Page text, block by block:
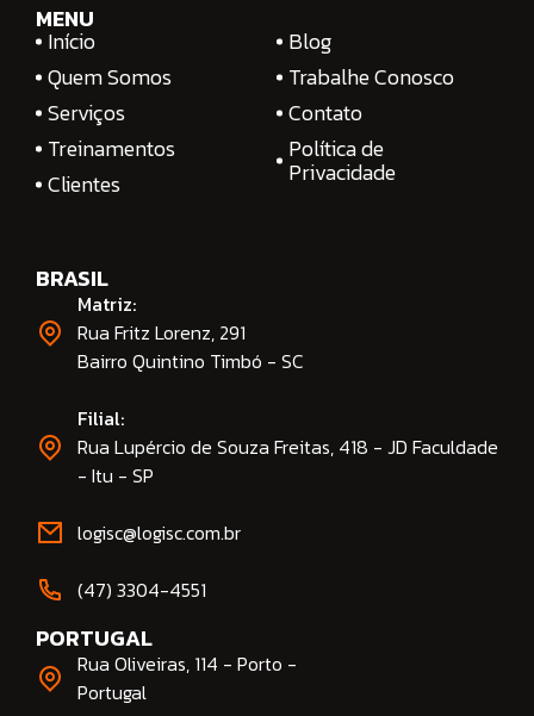
MENU
Início
Quem Somos
Serviços
Treinamentos
Clientes
Blog
Trabalhe Conosco
Contato
Política de
Privacidade
BRASIL
Matriz:
Rua Fritz Lorenz, 291
Bairro Quintino Timbó - SC
Filial:
Rua Lupércio de Souza Freitas, 418 - JD Faculdade
- Itu - SP
logisc@logisc.com.br​
(47) 3304-4551​
PORTUGAL
Rua Oliveiras, 114 - Porto -
Portugal